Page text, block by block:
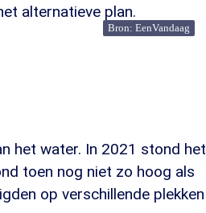
alternatieve plan.
Bron: EenVandaag
het water. In 2021 stond het
toen nog niet zo hoog als
op verschillende plekken